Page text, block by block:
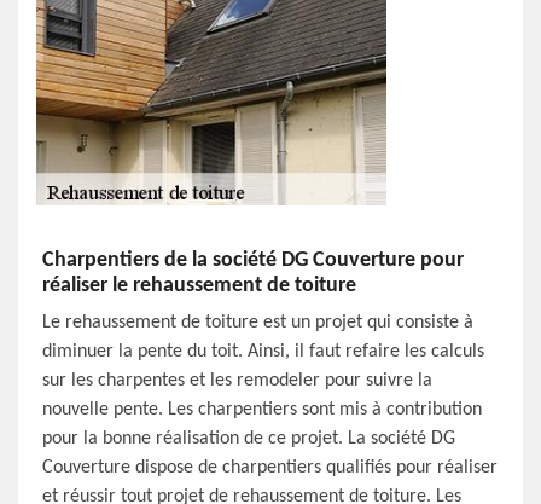
Charpentiers de la société DG Couverture pour
réaliser le rehaussement de toiture
Le rehaussement de toiture est un projet qui consiste à
diminuer la pente du toit. Ainsi, il faut refaire les calculs
sur les charpentes et les remodeler pour suivre la
nouvelle pente. Les charpentiers sont mis à contribution
pour la bonne réalisation de ce projet. La société DG
Couverture dispose de charpentiers qualifiés pour réaliser
et réussir tout projet de rehaussement de toiture. Les